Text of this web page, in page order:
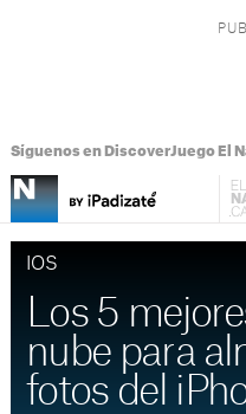
Síguenos en DiscoverJuego El
IOS
Los 5
nube para
fotos del